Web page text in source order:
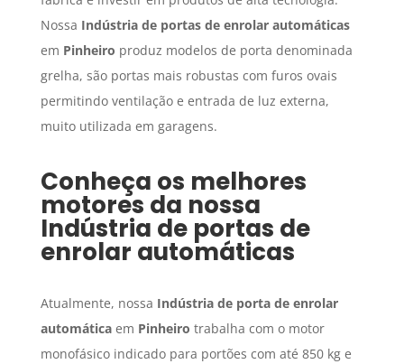
Nossa Indústria de portas de enrolar automáticas
em Pinheiro produz modelos de porta denominada
grelha, são portas mais robustas com furos ovais
permitindo ventilação e entrada de luz externa,
muito utilizada em garagens.
Conheça os melhores
motores da nossa
Indústria de portas de
enrolar automáticas
Atualmente, nossa Indústria de porta de enrolar
automáticaem Pinheiro trabalha com o motor
monofásico indicado para portões com até 850 kg e